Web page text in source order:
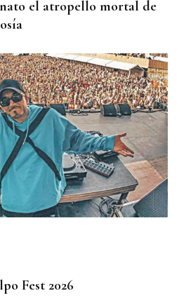
el atropello mortal de
Fest 2026